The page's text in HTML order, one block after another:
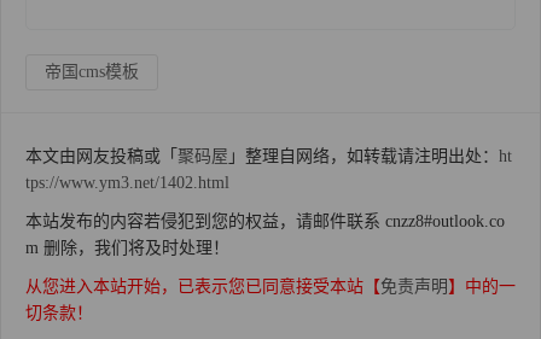
帝国cms模板
本文由网友投稿或「 聚码屋 」整理自网络，如转载请注明出处： ht
tps://www.ym3.net/1402.html
本站发布的内容若侵犯到您的权益，请邮件联系 cnzz8#outlook.co
m 删除，我们将及时处理！
从您进入本站开始，已表示您已同意接受本站【免责声明 】中的一
切条款！